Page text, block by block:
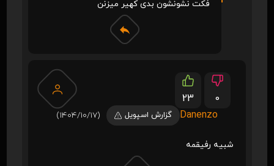
فکت نشونشون بدی کهیر میزنن
23
0
Danenzo
گزارش اسپویل (1404/10/17)
شبیه رفیقمه